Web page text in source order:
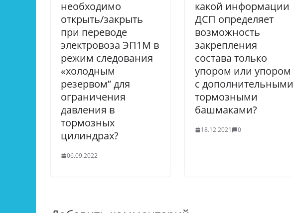
необходимо
открыть/закрыть
при переводе
электровоза ЭП1М в
режим следования
«холодным
резервом” для
ограничения
давления в
тормозных
цилиндрах?
06.09.2022
какой информации
ДСП определяет
возможность
закрепления
состава только
упором или упором
с дополнительными
тормозными
башмаками?
18.12.2021 0